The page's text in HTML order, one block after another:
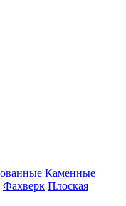
Каменные
Фахверк Плоская